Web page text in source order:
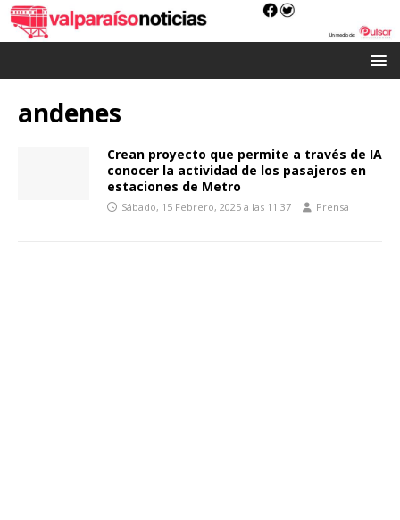
andenes
Crean proyecto que permite a través de IA
conocer la actividad de los pasajeros en
estaciones de Metro
Sábado, 15 Febrero, 2025 a las 11:37 Prensa